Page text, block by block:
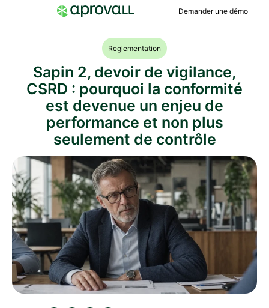
Demander une démo
Reglementation
Sapin 2, devoir de vigilance,
CSRD : pourquoi la conformité
est devenue un enjeu de
performance et non plus
seulement de contrôle